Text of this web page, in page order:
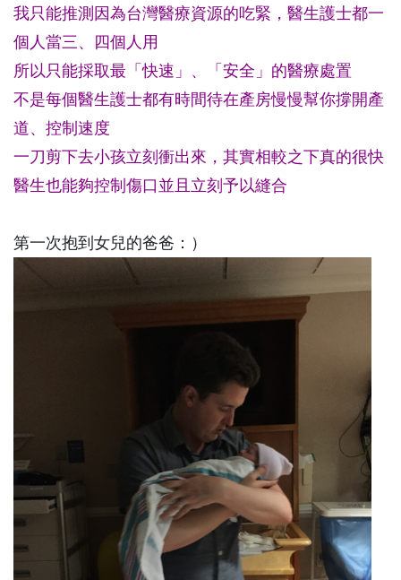
我只能推測因為台灣醫療資源的吃緊，醫生護士都一
個人當三、四個人用
所以只能採取最「快速」、「安全」的醫療處置
不是每個醫生護士都有時間待在產房慢慢幫你撐開產
道、控制速度
一刀剪下去小孩立刻衝出來，其實相較之下真的很快
醫生也能夠控制傷口並且立刻予以縫合
第一次抱到女兒的爸爸：）